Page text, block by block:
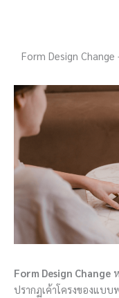
Form Design
Form Design Change
ปรากฏเค้าโครงของแบ